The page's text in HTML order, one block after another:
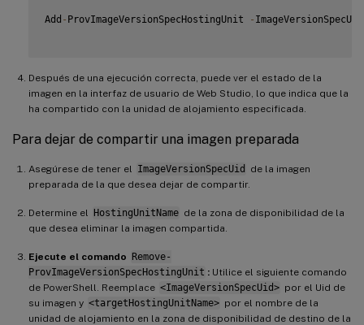
Add - ProvImageVersionSpecHostingUnit -
Después de una ejecución correcta, puede ver el estado de la
imagen en la interfaz de usuario de Web Studio, lo que indica que la
ha compartido con la unidad de alojamiento especificada.
Para dejar de compartir una imagen preparada
Asegúrese de tener el ImageVersionSpecUid
de la imagen
preparada de la que desea dejar de compartir.
Determine el HostingUnitName de la zona de disponibilidad de la
que desea eliminar la imagen compartida.
Ejecute el comando Remove-
ProvImageVersionSpecHostingUnit :Utilice el siguiente comando
de PowerShell. Reemplace <ImageVersionSpecUid> por el Uid de
su imagen y <targetHostingUnitName> por el nombre de la
unidad de alojamiento en la zona de disponibilidad de destino de la